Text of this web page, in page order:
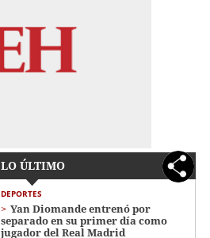
LO ÚLTIMO
DEPORTES
Yan Diomande entrenó por
separado en su primer día como
jugador del Real Madrid